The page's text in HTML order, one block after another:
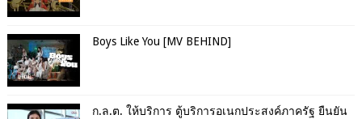
Boys Like You [MV BEHIND]
ก.ล.ต. ให้บริการ ตู้บริการอเนกประสงค์ภาครัฐ ยืนยัน